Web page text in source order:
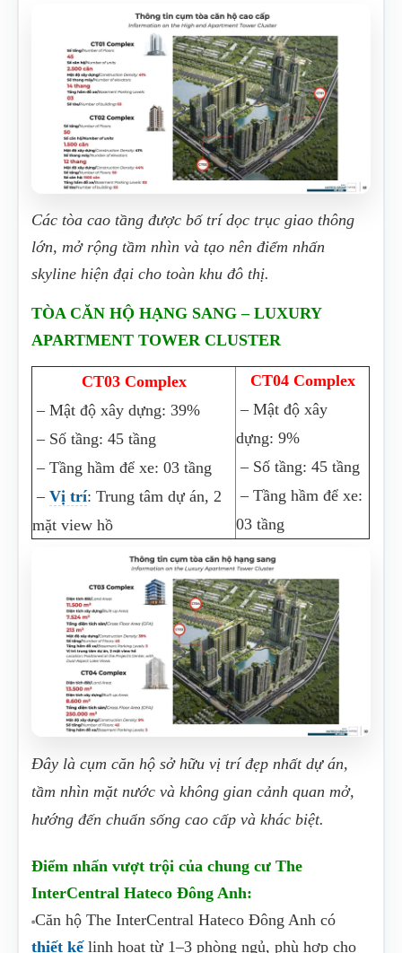
Các tòa cao tầng được bố trí dọc trục giao thông
lớn, mở rộng tầm nhìn và tạo nên điểm nhấn
skyline hiện đại cho toàn khu đô thị.
TÒA CĂN HỘ HẠNG SANG – LUXURY
APARTMENT TOWER CLUSTER
CT03 Complex
– Mật độ xây dựng: 39%
– Số tầng: 45 tầng
– Tầng hầm để xe: 03 tầng
–Vị trí: Trung tâm dự án, 2
mặt view hồ
CT04 Complex
– Mật độ xây
dựng: 9%
– Số tầng: 45 tầng
– Tầng hầm để xe:
03 tầng
Đây là cụm căn hộ sở hữu vị trí đẹp nhất dự án,
tầm nhìn mặt nước và không gian cảnh quan mở,
hướng đến chuẩn sống cao cấp và khác biệt.
Điểm nhấn vượt trội của chung cư The
InterCentral Hateco Đông Anh:
▫️Căn hộ The InterCentral Hateco Đông Anh có
thiết kếlinh hoạt từ 1–3 phòng ngủ, phù hợp cho